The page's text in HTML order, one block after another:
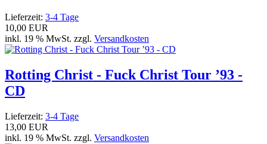
Lieferzeit: 3-4 Tage
10,00 EUR
inkl. 19 % MwSt. zzgl. Versandkosten
Rotting Christ - Fuck Christ Tour ’93 -
CD
Lieferzeit: 3-4 Tage
13,00 EUR
inkl. 19 % MwSt. zzgl. Versandkosten